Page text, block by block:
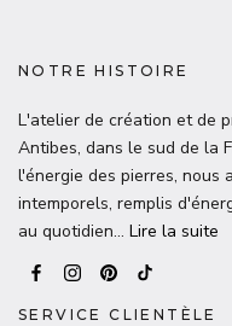
NOTRE HISTOIRE
L'atelier de création et de
Antibes, dans le sud de la
l'énergie des pierres, nous
intemporels, remplis
au quotidien… Lire la suite
SERVICE CLIENTÈLE